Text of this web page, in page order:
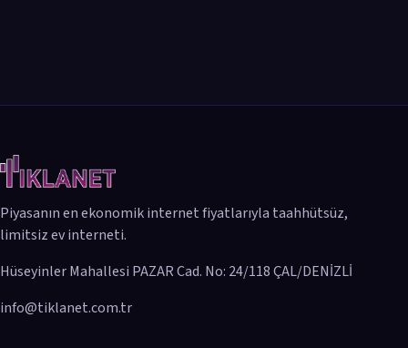
Piyasanın en ekonomik internet fiyatlarıyla taahhütsüz,
limitsiz ev interneti.
Hüseyinler Mahallesi PAZAR Cad. No: 24/118 ÇAL/DENİZLİ
info@tiklanet.com.tr